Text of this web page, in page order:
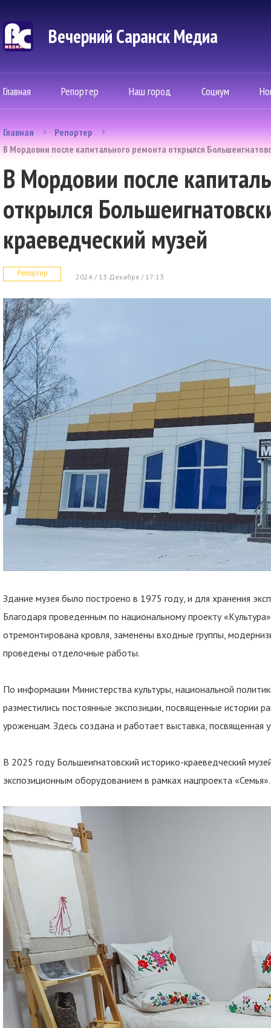
Вечерний Саранск Mедиа
Главная Репортер Наш город Социум
Главная
Репортер
В Мордовии после капитального ремонта открылся
В Мордовии после
открылся
краеведческий музей
Репортер 2024 / 13 Декабря / 17:13
Здание музея было построено в 1975 году, и для хранения
Благодаря проведенным по национальному проекту
отремонтирована кровля, заменены входные группы,
проведены отделочные работы.
По информации Министерства культуры, национальной
разместились постоянные экспозиции, посвященные истории
уроженцам. Здесь создана и работает выставка, посвященная
В 2025 году Большеигнатовский историко-краеведческий
экспозиционным оборудованием в рамках нацпроекта «Семья».